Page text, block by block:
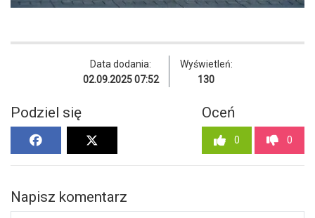
Data dodania:
02.09.2025 07:52
Wyświetleń:
130
Podziel się Oceń
0 0
Napisz komentarz